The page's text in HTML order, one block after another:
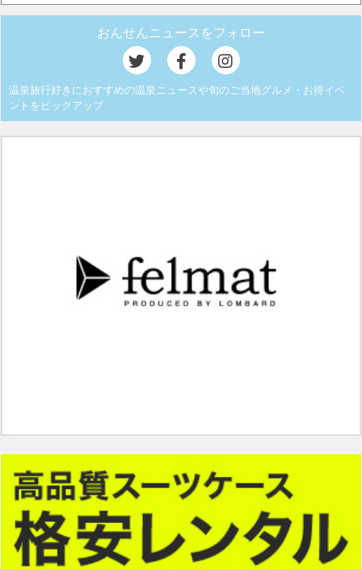
おんせんニュースをフォロー
温泉旅行好きにおすすめの温泉ニュースや旬のご当地グルメ・お得イベ
ントをピックアップ